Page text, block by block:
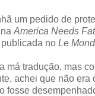
um pedido de
America Needs
no Le
má tradução, mas
achei que não era
fosse